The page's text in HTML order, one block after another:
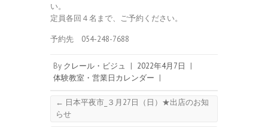
い。
定員各回４名まで、ご予約ください。
予約先 054-248-7688
By クレール・ビジュ | 2022年4月7日
|
体験教室・営業日カレンダー |
← 日本平夜市_３月27日（日）★出店のお知
らせ